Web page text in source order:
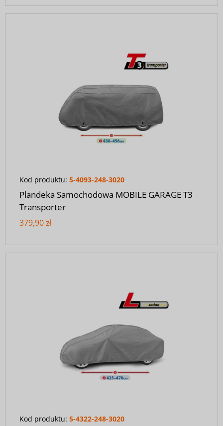
Kod produktu: 5-4093-248-3020
Plandeka Samochodowa MOBILE GARAGE T3
Transporter
379,90 zł
Kod produktu: 5-4322-248-3020